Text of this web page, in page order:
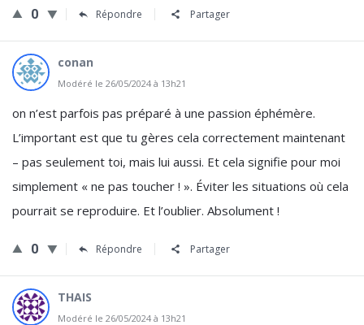
0 Répondre Partager
conan
Modéré le 26/05/2024 à 13h21
on n’est parfois pas préparé à une passion éphémère.
L’important est que tu gères cela correctement maintenant
– pas seulement toi, mais lui aussi. Et cela signifie pour moi
simplement « ne pas toucher ! ». Éviter les situations où cela
pourrait se reproduire. Et l’oublier. Absolument !
0 Répondre Partager
THAIS
Modéré le 26/05/2024 à 13h21